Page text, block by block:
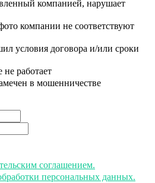
компанией, нарушает
компании не соответствуют
условия договора и/или сроки
работает
в мошенничестве
соглашением.
персональных данных.